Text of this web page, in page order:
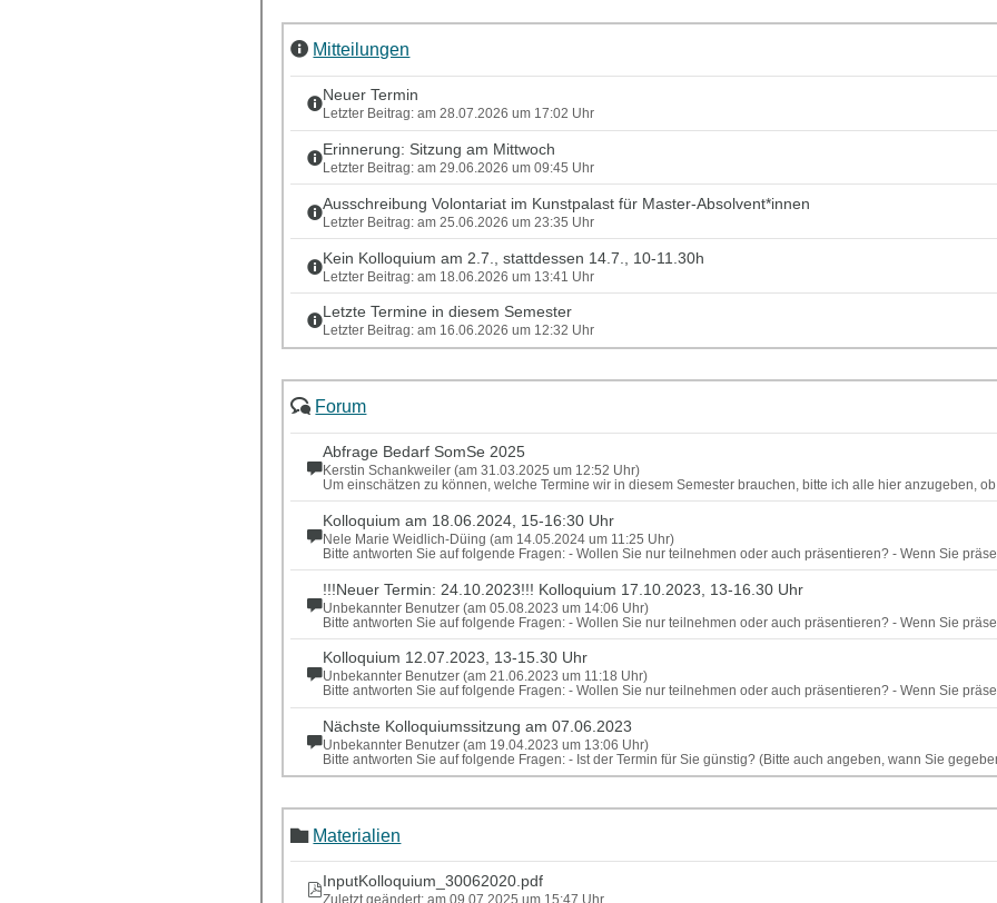
Mitteilungen
Neuer Termin
Letzter Beitrag: am 28.07.2026 um 17:02 Uhr
Erinnerung: Sitzung am Mittwoch
Letzter Beitrag: am 29.06.2026 um 09:45 Uhr
Ausschreibung Volontariat im Kunstpalast für Master-Absolvent*innen
Letzter Beitrag: am 25.06.2026 um 23:35 Uhr
Kein Kolloquium am 2.7., stattdessen 14.7., 10-11.30h
Letzter Beitrag: am 18.06.2026 um 13:41 Uhr
Letzte Termine in diesem Semester
Letzter Beitrag: am 16.06.2026 um 12:32 Uhr
Forum
Abfrage Bedarf SomSe 2025
Kerstin Schankweiler (am 31.03.2025 um 12:52 Uhr)
Um einschätzen zu können, welche Termine wir in diesem Semester brauchen, bitte ich alle hier anzugeben,
Kolloquium am 18.06.2024, 15-16:30 Uhr
Nele Marie Weidlich-Düing (am 14.05.2024 um 11:25 Uhr)
Bitte antworten Sie auf folgende Fragen: - Wollen Sie nur teilnehmen oder auch präsentieren? - Wenn Sie
!!!Neuer Termin: 24.10.2023!!! Kolloquium 17.10.2023, 13-16.30 Uhr
Unbekannter Benutzer (am 05.08.2023 um 14:06 Uhr)
Bitte antworten Sie auf folgende Fragen: - Wollen Sie nur teilnehmen oder auch präsentieren? - Wenn Sie
Kolloquium 12.07.2023, 13-15.30 Uhr
Unbekannter Benutzer (am 21.06.2023 um 11:18 Uhr)
Bitte antworten Sie auf folgende Fragen: - Wollen Sie nur teilnehmen oder auch präsentieren? - Wenn Sie
Nächste Kolloquiumssitzung am 07.06.2023
Unbekannter Benutzer (am 19.04.2023 um 13:06 Uhr)
Bitte antworten Sie auf folgende Fragen: - Ist der Termin für Sie günstig? (Bitte auch angeben, wann Sie
Materialien
InputKolloquium_30062020.pdf
Zuletzt geändert: am 09.07.2025 um 15:47 Uhr